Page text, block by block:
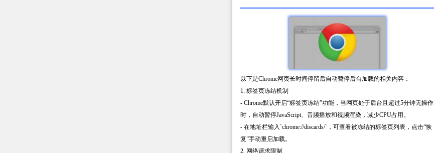
以下是Chrome网页长时间停留后自动暂停后台加载的相关内容：
1. 标签页冻结机制
- Chrome默认开启“标签页冻结”功能，当网页处于后台且超过5分钟无操作
时，自动暂停JavaScript、音频播放和视频渲染，减少CPU占用。
- 在地址栏输入`chrome://discards/`，可查看被冻结的标签页列表，点击“恢
复”手动重启加载。
2. 网络请求限制